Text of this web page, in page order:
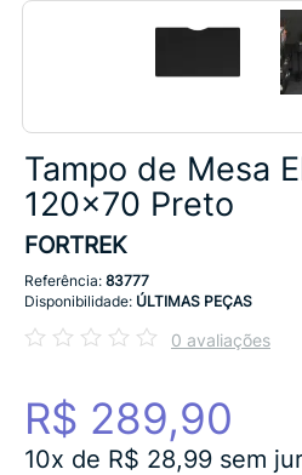
Tampo de Mesa
120x70 Preto
FORTREK
Referência: 83777
Disponibilidade: ÚLTIMAS PEÇAS
0 avaliações
R$ 289,90
10x de R$ 28,99 sem